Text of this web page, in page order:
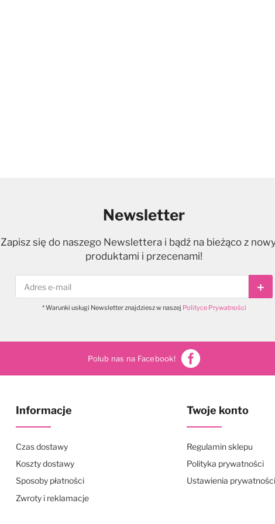
Newsletter
Zapisz się do naszego Newslettera i bądź na bieżąco z
produktami i przecenami!
* Warunki usługi Newsletter znajdziesz w naszej Polityce Prywatności
Polub nas na Facebook!
Informacje
Czas dostawy
Koszty dostawy
Sposoby płatności
Zwroty i reklamacje
Twoje konto
Regulamin sklepu
Polityka prywatności
Ustawienia prywatności